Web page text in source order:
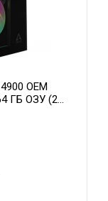
OEM
ГБ ОЗУ (2
Bit 3xDP